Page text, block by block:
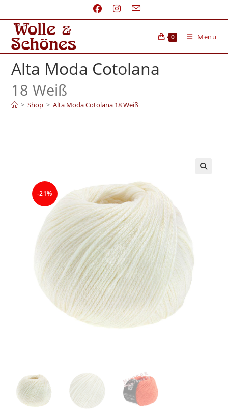
0 Menü
Alta Moda Cotolana
18 Weiß
> Shop > Alta Moda Cotolana 18 Weiß
-21%